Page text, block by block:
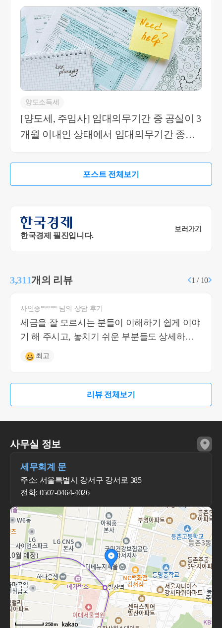
만 중위소득 40% 이상의 월급을 받기 때문에 양도
세 등에서는 별도세대에 해당합니다. 취득세에서만
취득일 직전 12개월 소득으로 판단을 하는 것입니
다. 현재 조정지역이더라도 공시가격이 3억 미만이
기 때문에 별도세대나 동일세대나 증여취득세율은
동일합니다. 4. 세대분리는 말씀드린 실제 요건으로
판단하는 것이고, 동일한 주소지에서는 별도세대가
될 수 없습니다. 주민센터에서 신고하는 개념도 아
다 궁금한 사항이 있으실 경우, 부담없이 02 6403 92
50 또는 cta_moonyh@naver.com으로 연락을 주셔도
양도소득세
[양도세, 주임사] 임대의무기간 중 공실이 3
개월 이내인 상태에서 임대의무기간 종료
포스트 전체보기
한국경제 필진입니다.
보러가기
3,311개의 리뷰 1 / 10
사인증***** 님의 상담 후기
세금을 잘 모르시는 분들이 이해하기 쉽게 이야
기 해 주시고, 놓치기 쉬운 부분들도 상세하게
짚어주셔서 너무 도움이 되는 답변이었습니다!
최고
리뷰 전체보기
사무실 정보
세무회계 문
주소: 서울특별시 강서구 강서로 385
전화: 0507-0464-4026
250m